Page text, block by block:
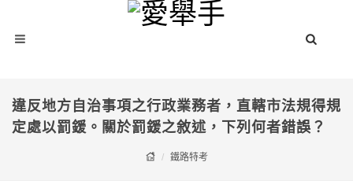
違反地方自治事項之行政業務者，直轄市法規得規
定處以罰鍰。關於罰鍰之敘述，下列何者錯誤？
鐵路特考